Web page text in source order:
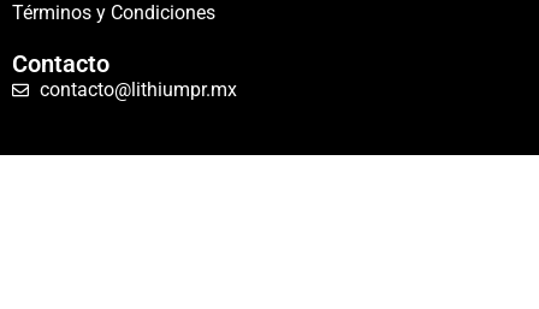
Términos y Condiciones
Contacto
contacto@lithiumpr.mx